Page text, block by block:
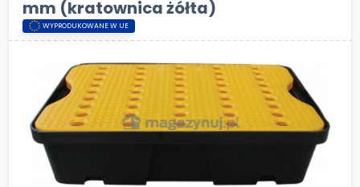
mm (kratownica żółta)
WYPRODUKOWANE W UE